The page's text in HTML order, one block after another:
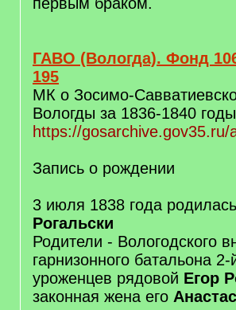
ГАВО (Вологда). Фонд
195
МК о Зосимо-
Вологды за 1836-1840 годы
https://
Запись о рождении
3 июля 1838 года
Рогальски
Родители - Вологодского
гарнизонного батальона
уроженцев рядовой Егор
законная жена его